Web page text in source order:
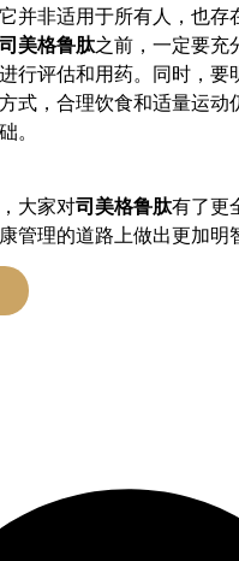
并非适用于所有人，也存
司美格鲁肽之前，一定要充
行评估和用药。同时，要
式，合理饮食和适量运动
。
大家对司美格鲁肽有了更
管理的道路上做出更加明